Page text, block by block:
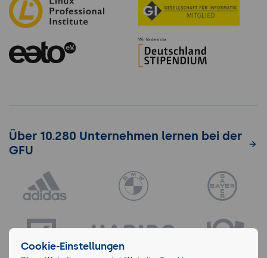
Über 10.280 Unternehmen lernen bei der
GFU
Cookie-Einstellungen